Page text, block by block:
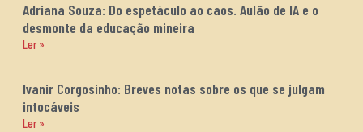
Adriana Souza: Do espetáculo ao caos. Aulão de IA e o
desmonte da educação mineira
Ler »
Ivanir Corgosinho: Breves notas sobre os que se julgam
intocáveis
Ler »